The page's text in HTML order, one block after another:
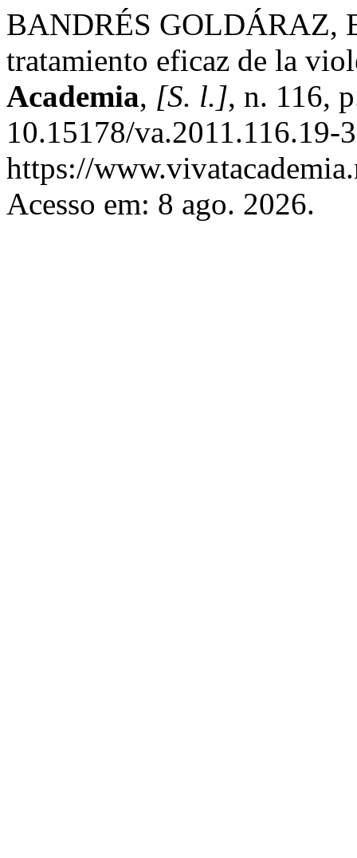
BANDRÉS GOLDÁRAZ,
tratamiento eficaz de la
Academia, [S. l.], n. 116,
10.15178/va.2011.116.19-
https://
Acesso em: 8 ago. 2026.